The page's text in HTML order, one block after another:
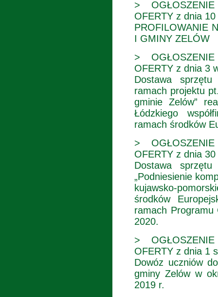
>
OFERTY z dnia
PROFILOWANIE
I GMINY ZELÓW
>
OFERTY z dnia 3
Dostawa
ramach projektu
gminie Zelów”
Łódzkiego
ramach środków
>
OFERTY z dnia
Dostawa
„Podniesienie
kujawsko-
środków
ramach Programu
2020.
>
OFERTY z dnia 1
Dowóz uczniów
gminy Zelów w
2019 r.